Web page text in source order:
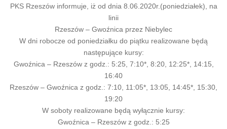
PKS Rzeszów informuje, iż od dnia 8.06.2020r.(poniedziałek), na
linii
Rzeszów – Gwoźnica przez Niebylec
W dni robocze od poniedziałku do piątku realizowane będą
następujące kursy:
Gwoźnica – Rzeszów z godz.: 5:25, 7:10*, 8:20, 12:25*, 14:15,
16:40
Rzeszów – Gwoźnica z godz.: 7:10, 11:05*, 13:05, 14:45*, 15:30,
19:20
W soboty realizowane będą wyłącznie kursy:
Gwoźnica – Rzeszów z godz.: 5:25